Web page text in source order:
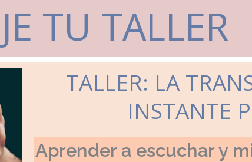
TU TALLER
TALLER: LA
INSTANTE
Aprender a escuchar y